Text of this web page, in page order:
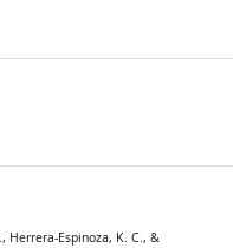
Herrera-Espinoza, K. C., &